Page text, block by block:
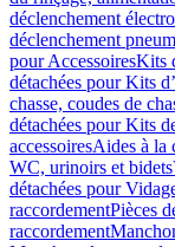
déclenchement
déclenchement
pour AccessoiresKits
détachées pour Kits
chasse, coudes de
détachées pour Kits
accessoiresAides à la
WC, urinoirs et bidets
détachées pour
raccordementPièces
raccordement